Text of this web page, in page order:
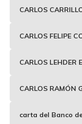
CARLOS
CARLOS FELIPE
CARLOS LEHDER
CARLOS RAMÓN
carta del Banco